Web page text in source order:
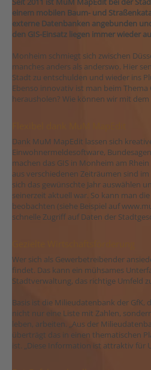
einem mobilen Baum- und
externe Datenbanken angebunden
den GIS-Einsatz liegen immer wieder
Monheim schmiegt sich zwischen
manches anders als anderswo. Hier
Stadt zu entschulden und wieder ins
Ebenso innovativ ist man beim Thema
herausholen? Wie können wir mit
Dank MuM MapEdit lassen sich
Einwohnermeldesoftware,
machen das GIS in Monheim am
aus verschiedenen Zeiträumen sind
sich das gewünschte Jahr auswählen
seinerzeit aktuell war. So kann man
beobachten (siehe Beispiel auf
schnelle Zugriff auf Daten der
Wer sich als Gewerbetreibender
findet. Das kann ein mühsames
Stadtverwaltung, das richtige Umfeld
Basis ist die Milieudatenbank der
nicht nur eine Liste mit Zahlen,
leben, arbeiten. „Aus der
überträgt das in einen thematischen
ist. „Diese Information ist attraktiv für